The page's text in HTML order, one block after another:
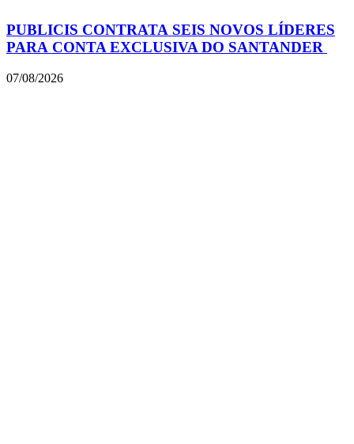
PUBLICIS CONTRATA SEIS NOVOS LÍDERES
PARA CONTA EXCLUSIVA DO SANTANDER
07/08/2026